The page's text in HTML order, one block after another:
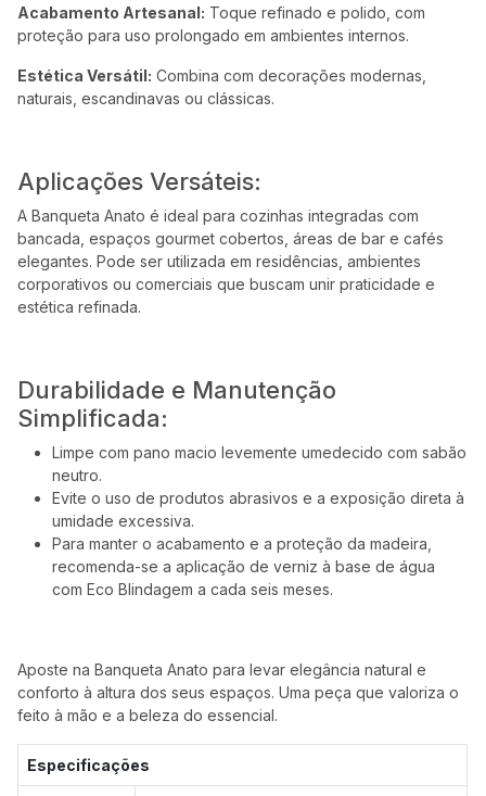
Acabamento Artesanal: Toque refinado e polido, com
proteção para uso prolongado em ambientes internos.
Estética Versátil: Combina com decorações modernas,
naturais, escandinavas ou clássicas.
Aplicações Versáteis:
A Banqueta Anato é ideal para cozinhas integradas com
bancada, espaços gourmet cobertos, áreas de bar e cafés
elegantes. Pode ser utilizada em residências, ambientes
corporativos ou comerciais que buscam unir praticidade e
estética refinada.
Durabilidade e Manutenção
Simplificada:
Limpe com pano macio levemente umedecido com sabão
neutro.
Evite o uso de produtos abrasivos e a exposição direta à
umidade excessiva.
Para manter o acabamento e a proteção da madeira,
recomenda-se a aplicação de verniz à base de água
com Eco Blindagem a cada seis meses.
Aposte na Banqueta Anato para levar elegância natural e
conforto à altura dos seus espaços. Uma peça que valoriza o
feito à mão e a beleza do essencial.
Especificações